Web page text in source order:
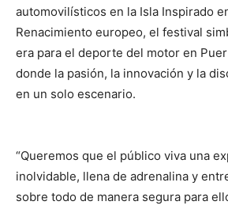
automovilísticos en la Isla Inspirado
Renacimiento europeo, el festival
era para el deporte del motor en
donde la pasión, la innovación y la
en un solo escenario.
“Queremos que el público viva una
inolvidable, llena de adrenalina y
sobre todo de manera segura para